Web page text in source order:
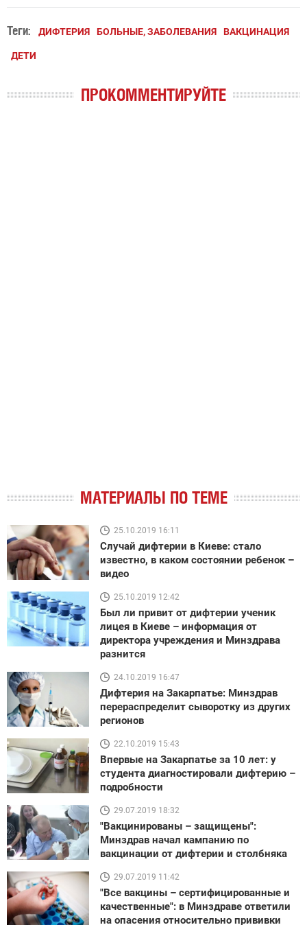
Теги: ДИФТЕРИЯ БОЛЬНЫЕ, ЗАБОЛЕВАНИЯ ВАКЦИНАЦИЯ
ДЕТИ
ПРОКОММЕНТИРУЙТЕ
МАТЕРИАЛЫ ПО ТЕМЕ
25.10.2019 16:11
Случай дифтерии в Киеве: стало
известно, в каком состоянии ребенок –
видео
25.10.2019 12:42
Был ли привит от дифтерии ученик
лицея в Киеве – информация от
директора учреждения и Минздрава
разнится
24.10.2019 16:47
Дифтерия на Закарпатье: Минздрав
перераспределит сыворотку из других
регионов
22.10.2019 15:43
Впервые на Закарпатье за 10 лет: у
студента диагностировали дифтерию –
подробности
29.07.2019 18:32
"Вакцинированы – защищены":
Минздрав начал кампанию по
вакцинации от дифтерии и столбняка
29.07.2019 11:42
"Все вакцины – сертифицированные и
качественные": в Минздраве ответили
на опасения относительно прививки